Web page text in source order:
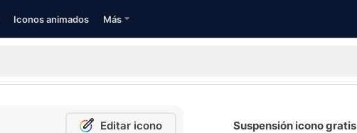
Iconos animados Más
Editar icono Suspensión icono gratis